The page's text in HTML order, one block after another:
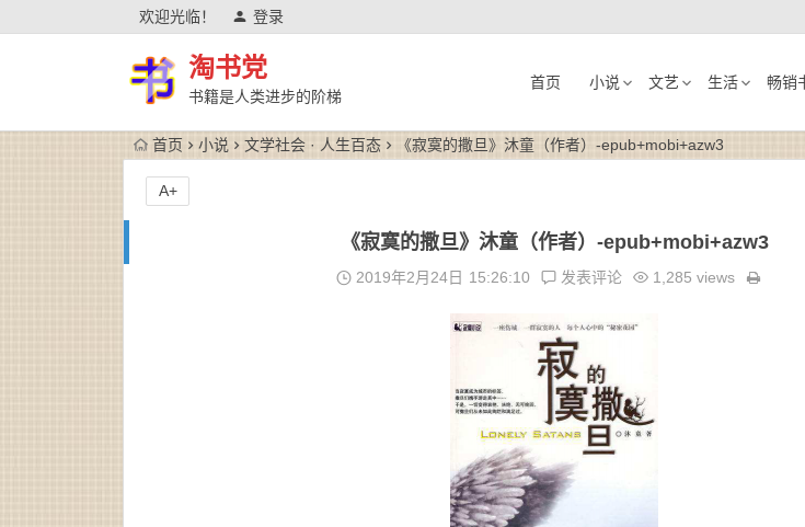
欢迎光临！ 登录
淘书党
书籍是人类进步的阶梯
首页 小说 文艺 生活 畅销
首页 小说 文学社会 · 人生百态 《寂寞的撒旦》沐童（作者）-epub+mobi+azw3
《寂寞的撒旦》沐童（作者）-epub+mobi+azw3
2019年2月24日 15:26:10 发表评论 1,285 views
A+